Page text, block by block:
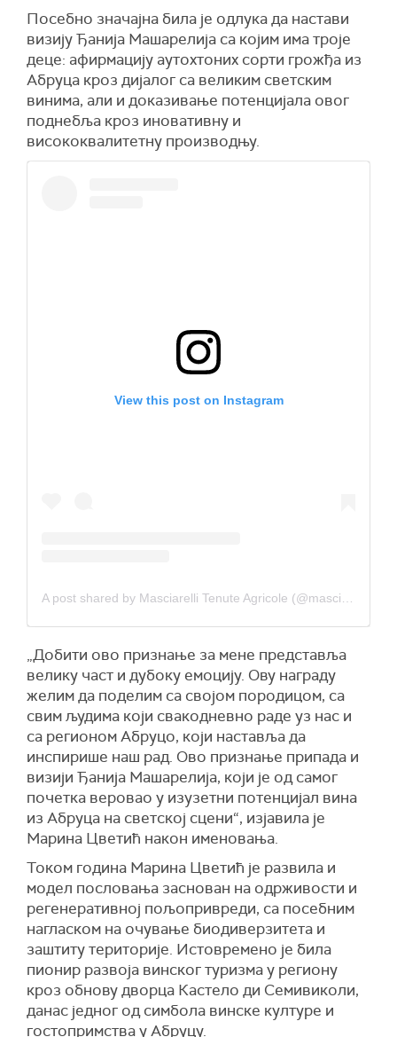
Посебно значајна била је одлука да настави
визију Ђанија Машарелија са којим има троје
деце: афирмацију аутохтоних сорти грожђа из
Абруца кроз дијалог са великим светским
винима, али и доказивање потенцијала овог
поднебља кроз иновативну и
висококвалитетну производњу.
View this post on Instagram
„Добити ово признање за мене представља
велику част и дубоку емоцију. Ову награду
желим да поделим са својом породицом, са
свим људима који свакодневно раде уз нас и
са регионом Абруцо, који наставља да
инспирише наш рад. Ово признање припада и
визији Ђанија Машарелија, који је од самог
почетка веровао у изузетни потенцијал вина
из Абруца на светској сцени“, изјавила је
Марина Цветић након именовања.
Током година Марина Цветић је развила и
модел пословања заснован на одрживости и
регенеративној пољопривреди, са посебним
нагласком на очување биодиверзитета и
заштиту територије. Истовремено је била
пионир развоја винског туризма у региону
кроз обнову дворца Кастело ди Семивиколи,
данас једног од симбола винске културе и
гостопримства у Абруцу.